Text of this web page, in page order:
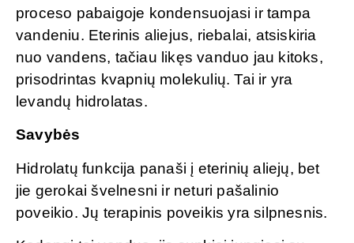
proceso pabaigoje kondensuojasi ir tampa
vandeniu. Eterinis aliejus, riebalai, atsiskiria
nuo vandens, tačiau likęs vanduo jau kitoks,
prisodrintas kvapnių molekulių. Tai ir yra
levandų hidrolatas.
Savybės
Hidrolatų funkcija panaši į eterinių aliejų, bet
jie gerokai švelnesni ir neturi pašalinio
poveikio. Jų terapinis poveikis yra silpnesnis.